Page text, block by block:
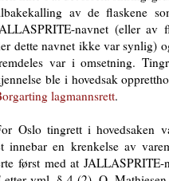
av de flaskene
navnet (eller av
dette navnet ikke var synlig)
var i omsetning.
ble i hovedsak
lagmannsrett.
Oslo tingrett i hovedsaken
en krenkelse av
først med at JALLASPRITE-